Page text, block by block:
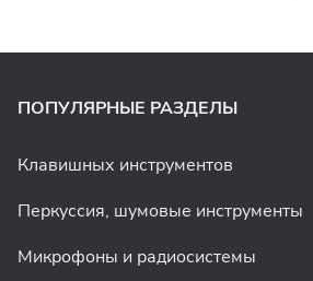
ПОПУЛЯРНЫЕ РАЗДЕЛЫ
Клавишных инструментов
Перкуссия, шумовые инструменты
Микрофоны и радиосистемы